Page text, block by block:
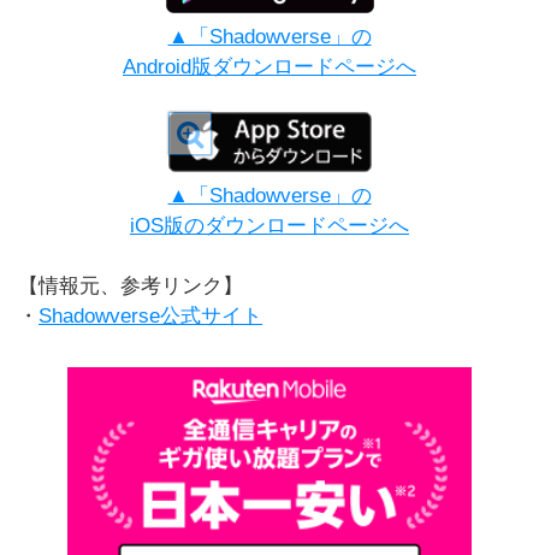
▲「Shadowverse」の
Android版ダウンロードページへ
▲「Shadowverse」の
iOS版のダウンロードページへ
【情報元、参考リンク】
・ Shadowverse公式サイト